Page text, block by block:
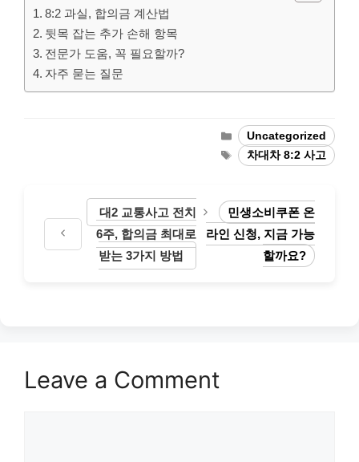
8:2 과실, 합의금 계산법
뒷목 잡는 추가 손해 항목
전문가 도움, 꼭 필요할까?
자주 묻는 질문
Categories
Uncategorized
Tags차대차 8:2 사고
대2 교통사고 전치
6주, 합의금 최대로
받는 3가지 방법
민생소비쿠폰 온
라인 신청, 지금 가능
할까요?
Leave a Comment